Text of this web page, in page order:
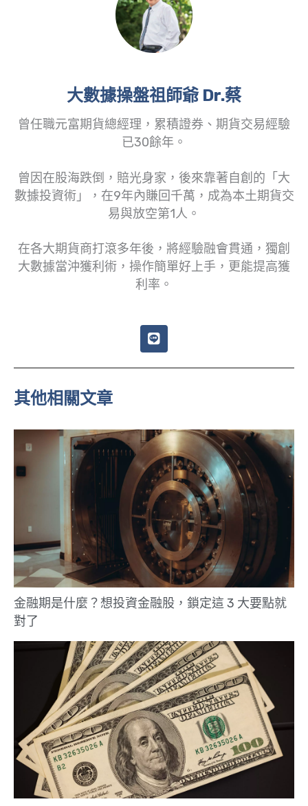
大數據操盤祖師爺 Dr.蔡
曾任職元富期貨總經理，累積證券、期貨交易經驗
已30餘年。
曾因在股海跌倒，賠光身家，後來靠著自創的「大
數據投資術」，在9年內賺回千萬，成為本土期貨交
易與放空第1人。
在各大期貨商打滾多年後，將經驗融會貫通，獨創
大數據當沖獲利術，操作簡單好上手，更能提高獲
利率。
L
i
e
其他相關文章
金融期是什麼？想投資金融股，鎖定這 3 大要點就
對了